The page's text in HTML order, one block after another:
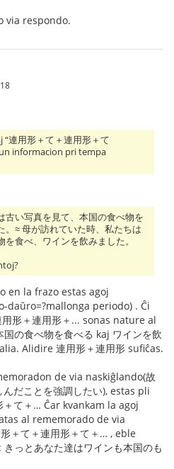
via respondo.
“連用形＋て＋連用形＋て
informacion pri tempa
古い写真を見て、本国の食べ物を
。≈ 母が訪れていた時、私たちは
食べ、ワインを飲みました。
en la frazo estas agoj
periodo) . Ĉi
形＋連用形＋... sonas nature al
の食べ物を食べる kaj ワインを飲
Alidire 連用形＋連用形 sufiĉas.
de via naskiĝlando(故
だことを強調したい), estas pli
て＋… Ĉar kvankam la agoj
al rememorado de via
＋て＋連用形＋て＋… , eble
っとあなた達はワインも本国のも